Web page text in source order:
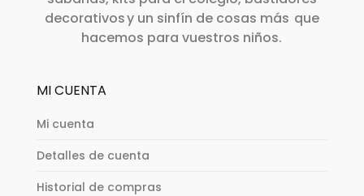
decorativos y un sinfín de cosas más que
hacemos para vuestros niños.
MI CUENTA
Mi cuenta
Detalles de cuenta
Historial de compras